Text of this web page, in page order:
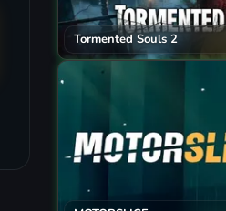
Tormented Souls 2